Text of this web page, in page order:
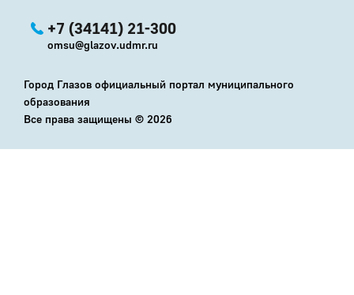
+7 (34141) 21-300
omsu@glazov.udmr.ru
Город Глазов официальный портал муниципального
образования
Все права защищены © 2026